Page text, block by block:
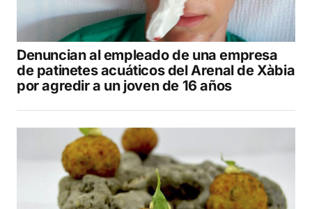
Denuncian al empleado de una empresa
de patinetes acuáticos del Arenal de Xàbia
por agredir a un joven de 16 años